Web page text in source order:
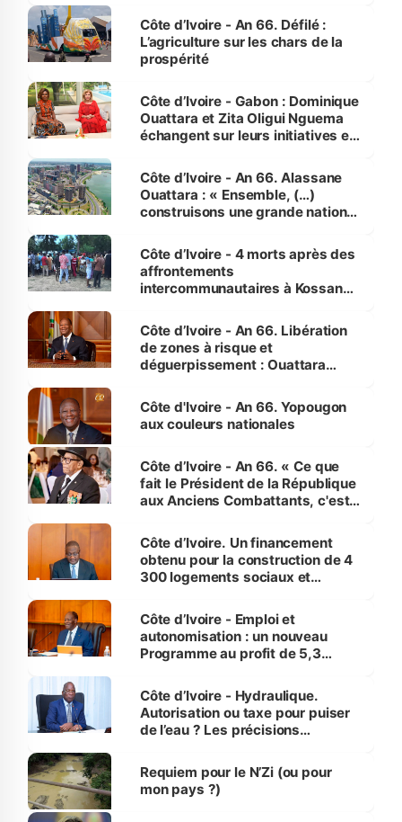
Côte d’Ivoire - An 66. Défilé :
L’agriculture sur les chars de la
prospérité
Côte d’Ivoire - Gabon : Dominique
Ouattara et Zita Oligui Nguema
échangent sur leurs initiatives en
enfants
Côte d’Ivoire - An 66. Alassane
Ouattara : « Ensemble, (…)
construisons une grande nation
générations futures »
Côte d’Ivoire - 4 morts après des
affrontements
intercommunautaires à Kossandji
milieu des sinistrés
Côte d’Ivoire - An 66. Libération
de zones à risque et
déguerpissement : Ouattara
l'Etat de droit pour préserver les
vies humaines »
Côte d'Ivoire - An 66. Yopougon
aux couleurs nationales
Côte d’Ivoire - An 66. « Ce que
fait le Président de la République
aux Anciens Combattants, c'est
Côte d’Ivoire. Un financement
obtenu pour la construction de 4
300 logements sociaux et
et Yamoussoukro
Côte d’Ivoire - Emploi et
autonomisation : un nouveau
Programme au profit de 5,3
Côte d’Ivoire - Hydraulique.
Autorisation ou taxe pour puiser
de l’eau ? Les précisions
Requiem pour le N’Zi (ou pour
mon pays ?)